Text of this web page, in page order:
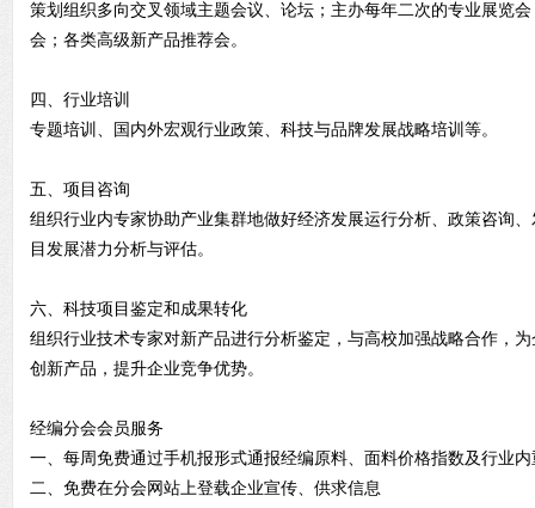
策划组织多向交叉领域主题会议、论坛；主办每年二次的专业展览
会；各类高级新产品推荐会。
四、行业培训
专题培训、国内外宏观行业政策、科技与品牌发展战略培训等。
五、项目咨询
组织行业内专家协助产业集群地做好经济发展运行分析、政策咨询
目发展潜力分析与评估。
六、科技项目鉴定和成果转化
组织行业技术专家对新产品进行分析鉴定，与高校加强战略合作，
创新产品，提升企业竞争优势。
经编分会会员服务
一、每周免费通过手机报形式通报经编原料、面料价格指数及行
二、免费在分会网站上登载企业宣传、供求信息